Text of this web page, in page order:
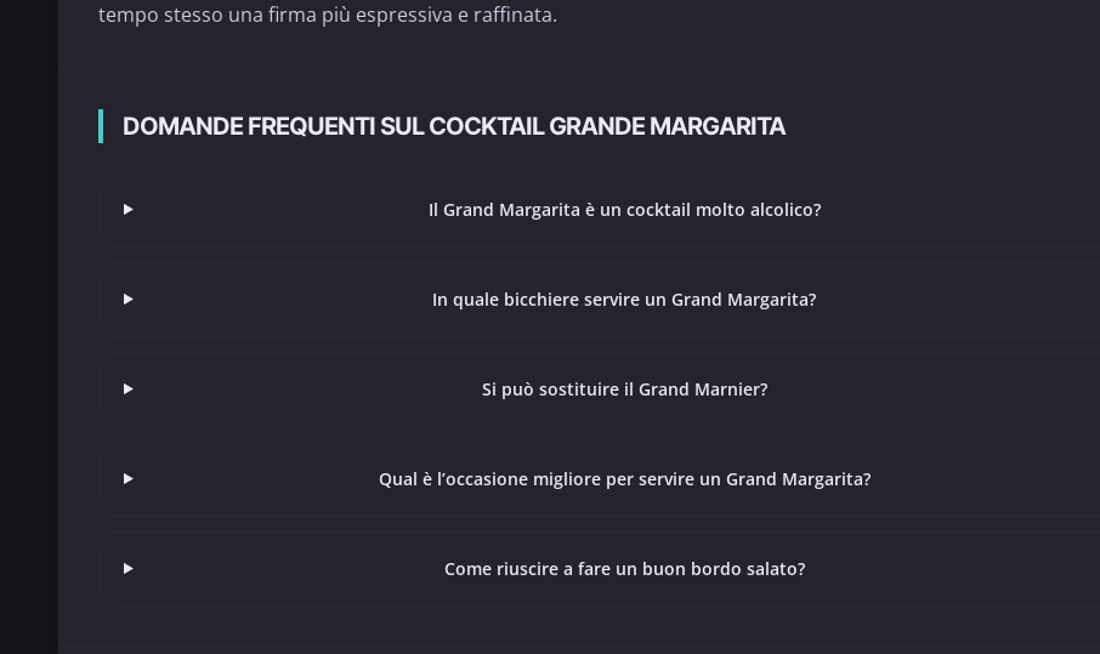
tempo stesso una firma più espressiva e raffinata.
DOMANDE FREQUENTI SUL COCKTAIL GRANDE MARGARITA
Il Grand Margarita è un cocktail molto alcolico?
In quale bicchiere servire un Grand Margarita?
Si può sostituire il Grand Marnier?
Qual è l’occasione migliore per servire un Grand Margarita?
Come riuscire a fare un buon bordo salato?